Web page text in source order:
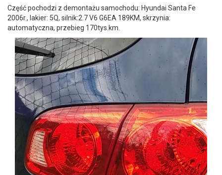
Część pochodzi z demontażu samochodu: Hyundai Santa Fe
2006r., lakier: 5Q, silnik:2.7 V6 G6EA 189KM, skrzynia:
automatyczna, przebieg 170tys.km.